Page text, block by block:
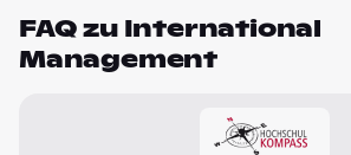
FAQ zu International
Management